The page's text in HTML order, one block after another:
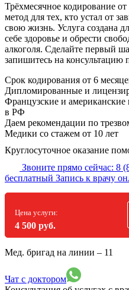
Трёхмесячное кодирование
метод для тех, кто устал от
свою жизнь. Услуга создана
себе здоровье и обрести
алкоголя. Сделайте первый
запишитесь на консультацию
Срок кодирования от 6
Дипломированные и
Французские и
в РФ
Даем рекомендации по
Медики со стажем от 10 лет
Круглосуточное оказание
Звоните прямо сейчас: 8
бесплатный Запись к врачу
Цена услуги:
4 500 руб.
Мед. бригад на линии – 11
Чат с доктором